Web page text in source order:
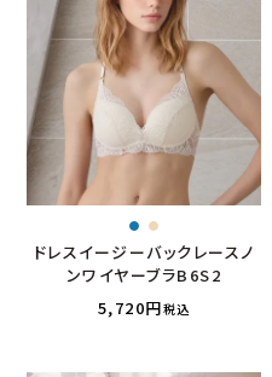
ドレスイージーバックレースノ
ンワイヤーブラB6S2
5,720
税込